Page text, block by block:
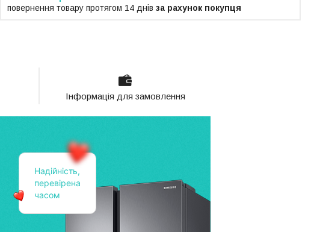
повернення товару протягом 14 днів за рахунок покупця
Інформація для замовлення
Надійність,
перевірена
часом